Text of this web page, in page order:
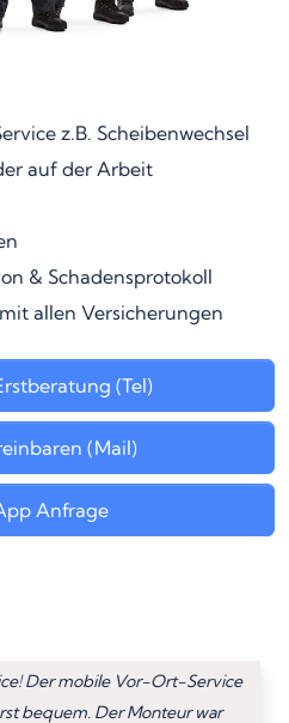
z.B. Scheibenwechsel
auf der Arbeit
& Schadensprotokoll
allen Versicherungen
(Tel)
(Mail)
Anfrage
Der mobile Vor-Ort-Service
bequem. Der Monteur war